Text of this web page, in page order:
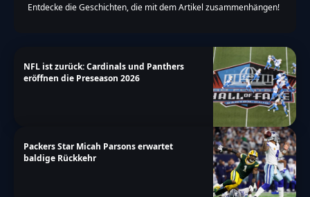
Entdecke die Geschichten, die mit dem Artikel zusammenhängen!
NFL ist zurück: Cardinals und Panthers
eröffnen die Preseason 2026
Packers Star Micah Parsons erwartet
baldige Rückkehr